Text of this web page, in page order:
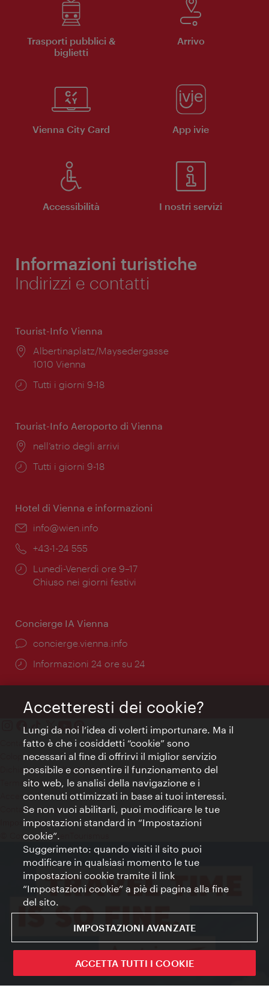
Trasporti pubblici &
biglietti
Arrivo
Vienna City Card App ivie
Accessibilità I nostri servizi
Informazioni turistiche
Indirizzi e contatti
Tourist-Info Vienna
Posizione:
Albertinaplatz/Maysedergasse
1010 Vienna
Orari
Tutti i giorni 9-18
Tourist-Info Aeroporto di Vienna
Posizione:
nell’atrio degli arrivi
Orari
Tutti i giorni 9-18
Hotel di Vienna e informazioni
Email:
info@wien.info
Telefono:
+43-1-24 555
Orari
di
Lunedì-Venerdì ore 9–17
Chiuso nei giorni festivi
Concierge IA Vienna
Ort:
concierge.vienna.info
Öffnungszeiten:
Informazioni 24 ore su 24
Contatti
Colophon
Dichiarazione sulla protezione dei dati
Terms of Use
Accessibilità
Contatto stampa
Impostazioni cookie
© Copyright WienTourismus
Accetteresti dei cookie?
Lungi da noi l’idea di volerti importunare. Ma il
fatto è che i cosiddetti “cookie” sono
necessari al fine di offrirvi il miglior servizio
possibile e consentire il funzionamento del
sito web, le analisi della navigazione e i
contenuti ottimizzati in base ai tuoi interessi.
Se non vuoi abilitarli, puoi modificare le tue
impostazioni standard in “Impostazioni
cookie”.
Suggerimento: quando visiti il sito puoi
modificare in qualsiasi momento le tue
impostazioni cookie tramite il link
“Impostazioni cookie” a piè di pagina alla fine
del sito.
IMPOSTAZIONI AVANZATE
ACCETTA TUTTI I COOKIE